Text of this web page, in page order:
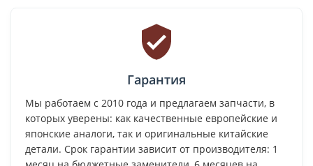
Гарантия
Мы работаем с 2010 года и предлагаем запчасти, в
которых уверены: как качественные европейские и
японские аналоги, так и оригинальные китайские
детали. Срок гарантии зависит от производителя: 1